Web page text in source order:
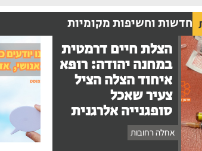
חדשות וחשיפות מקומיות
הצלת חיים דרמטית
במחנה יהודה: רופא
איחוד הצלה הציל
צעיר שאכל
סופגנייה אלרגנית
אחלה רחובות